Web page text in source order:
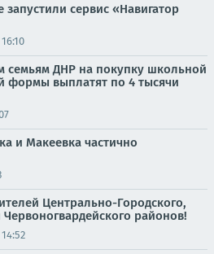
запустили сервис «Навигатор
16:10
семьям ДНР на покупку школьной
формы выплатят по 4 тысячи
и Макеевка частично
Центрально-Городского,
Червоногвардейского районов!
14:52